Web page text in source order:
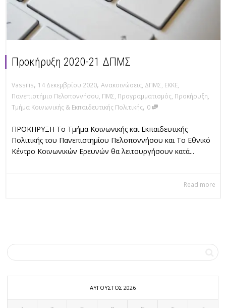
Προκήρυξη 2020-21 ΔΠΜΣ
Vassilis, 14 Δεκεμβρίου 2020, Ανακοινώσεις ΔΠΜΣ ΕΚΚΕ
Πανεπιστήμιο Πελοποννήσου ΠΜΣ Προγραμματισμός Προκήρυξη
Τμήμα Κοινωνικής & Εκπαιδευτικής Πολιτικής, 0
ΠΡΟΚΗΡΥΞΗ Το Τμήμα Κοινωνικής και Εκπαιδευτικής
Πολιτικής του Πανεπιστημίου Πελοποννήσου και Το Εθνικό
Κέντρο Κοινωνικών Ερευνών θα λειτουργήσουν κατά...
Read more
ΑΎΓΟΥΣΤΟΣ 2026